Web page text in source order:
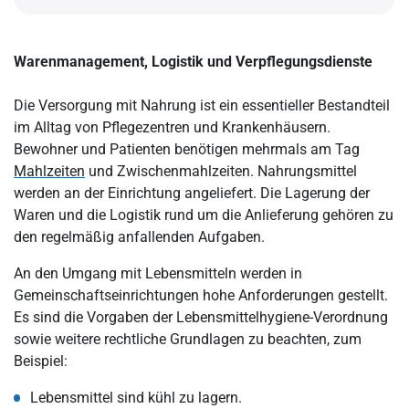
Warenmanagement, Logistik und Verpflegungsdienste
Die Versorgung mit Nahrung ist ein essentieller Bestandteil
im Alltag von Pflegezentren und Krankenhäusern.
Bewohner und Patienten benötigen mehrmals am Tag
Mahlzeiten und Zwischenmahlzeiten. Nahrungsmittel
werden an der Einrichtung angeliefert. Die Lagerung der
Waren und die Logistik rund um die Anlieferung gehören zu
den regelmäßig anfallenden Aufgaben.
An den Umgang mit Lebensmitteln werden in
Gemeinschaftseinrichtungen hohe Anforderungen gestellt.
Es sind die Vorgaben der Lebensmittelhygiene-Verordnung
sowie weitere rechtliche Grundlagen zu beachten, zum
Beispiel:
Lebensmittel sind kühl zu lagern.